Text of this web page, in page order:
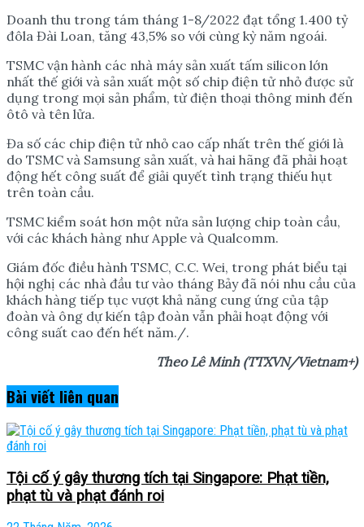
Doanh thu trong tám tháng 1-8/2022 đạt tổng 1.400 tỷ
đôla Đài Loan, tăng 43,5% so với cùng kỳ năm ngoái.
TSMC vận hành các nhà máy sản xuất tấm silicon lớn
nhất thế giới và sản xuất một số chip điện tử nhỏ được sử
dụng trong mọi sản phẩm, từ điện thoại thông minh đến
ôtô và tên lửa.
Đa số các chip điện tử nhỏ cao cấp nhất trên thế giới là
do TSMC và Samsung sản xuất, và hai hãng đã phải hoạt
động hết công suất để giải quyết tình trạng thiếu hụt
trên toàn cầu.
TSMC kiểm soát hơn một nửa sản lượng chip toàn cầu,
với các khách hàng như Apple và Qualcomm.
Giám đốc điều hành TSMC, C.C. Wei, trong phát biểu tại
hội nghị các nhà đầu tư vào tháng Bảy đã nói nhu cầu của
khách hàng tiếp tục vượt khả năng cung ứng của tập
đoàn và ông dự kiến tập đoàn vẫn phải hoạt động với
công suất cao đến hết năm./.
Theo Lê Minh (TTXVN/Vietnam+)
Bài viết liên quan
Tội cố ý gây thương tích tại Singapore: Phạt tiền,
phạt tù và phạt đánh roi